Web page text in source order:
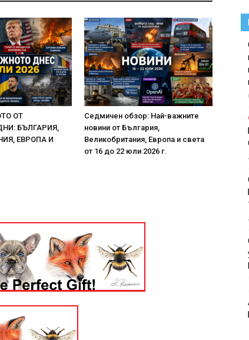
ОТ
БЪЛГАРИЯ,
ЕВРОПА И
Седмичен обзор: Най-важните
новини от България,
Великобритания, Европа и света
от 16 до 22 юли 2026 г.